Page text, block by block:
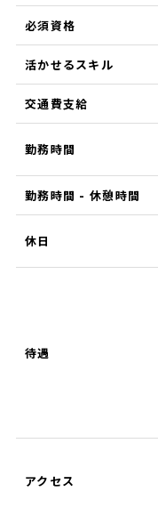
必須資格
活かせるスキル
交通費支給
勤務時間
勤務時間 - 休憩時間
休日
待遇
アクセス